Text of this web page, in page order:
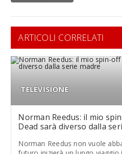
ARTICOLI CORRELATI
TELEVISIONE
Norman Reedus: il mio
Dead sarà diverso dalla
Norman Reedus non vuole